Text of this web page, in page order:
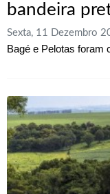
bandeira
Sexta, 11 Dezembro
Bagé e Pelotas foram